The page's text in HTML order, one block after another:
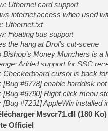
Uthernet card support
internet access when used
Uthernet.txt
Floating bus support
the hang at Drol’s cut-scene
Bishop’s Money Munchers is a
Added support for SSC
Checkerboard cursor is back
[Bug #6778] enable harddisk
[Bug #6790] Right click menu
[Bug #7231] AppleWin installed
Msvcr71.dll (180 Ko)
Officiel